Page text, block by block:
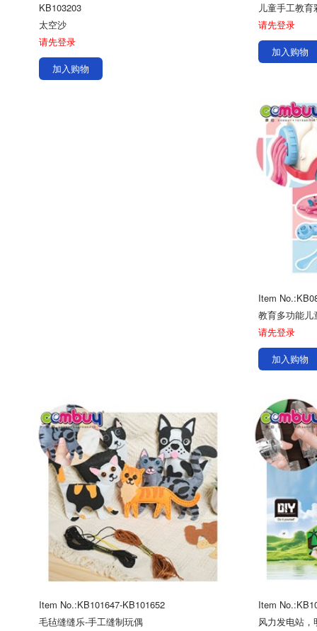
KB103203
太空沙
请先登录
加入购物
请先登录
加入购物
Item
请先登录
加入购物
Item No.:KB101647-KB101652
毛毡缝缝乐-手工缝制玩偶
Item
风力发电站